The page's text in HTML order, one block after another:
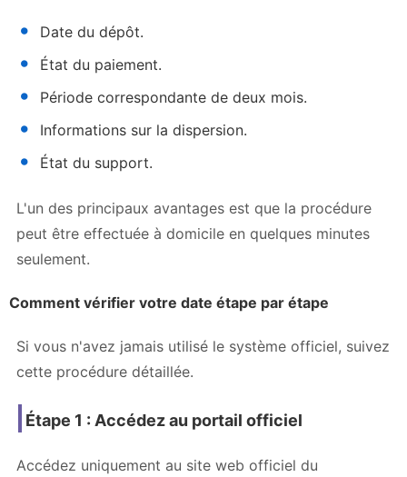
Date du dépôt.
État du paiement.
Période correspondante de deux mois.
Informations sur la dispersion.
État du support.
L'un des principaux avantages est que la procédure
peut être effectuée à domicile en quelques minutes
seulement.
Comment vérifier votre date étape par étape
Si vous n'avez jamais utilisé le système officiel, suivez
cette procédure détaillée.
Étape 1 : Accédez au portail officiel
Accédez uniquement au site web officiel du